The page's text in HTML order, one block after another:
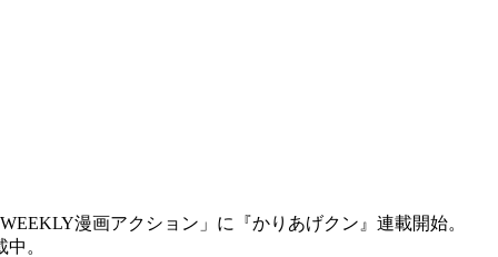
漫画アクション」に『かりあげクン』連載開始。
。